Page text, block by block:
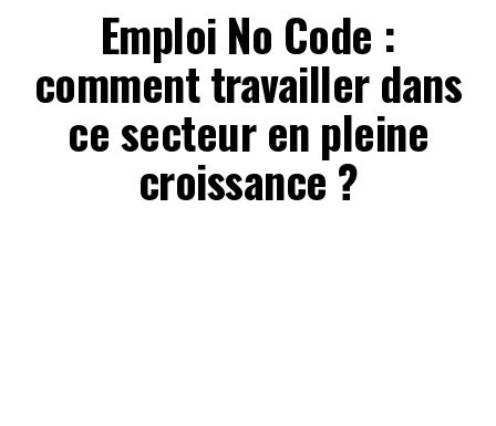
Emploi No Code :
comment travailler dans
ce secteur en pleine
croissance ?